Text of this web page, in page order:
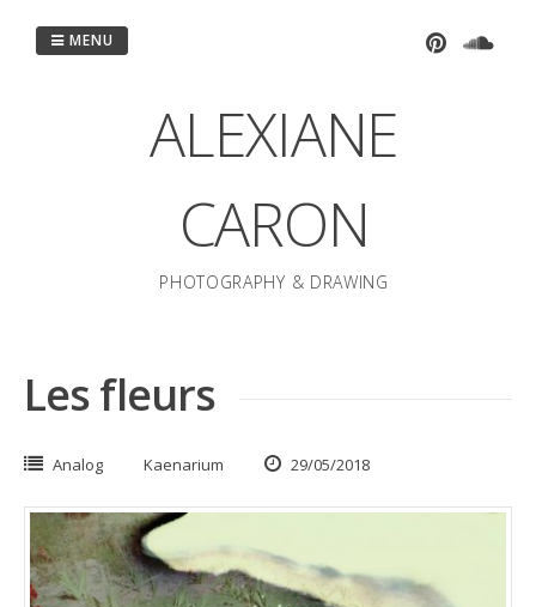
ALEXIANE
CARON
PHOTOGRAPHY & DRAWING
MENU
Les fleurs
Analog Kaenarium 29/05/2018